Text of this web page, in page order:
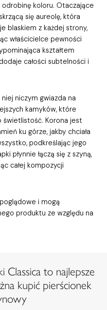
koloru. Otaczające
się aureolę, która
blaskiem z każdej strony,
właścicielce pewności
kształtem
całości subtelności i
niczym gwiazda na
kamyków, które
świetlistość. Korona jest
ku górze, jakby chciała
podkreślając jego
płynnie łączą się z szyną,
całej kompozycji
i mogą
produktu ze względu na
Classica to najlepsze
kupić pierścionek